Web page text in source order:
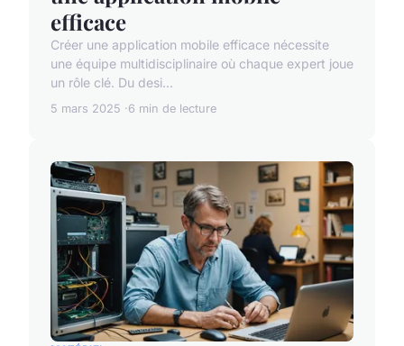
efficace
Créer une application mobile efficace nécessite
une équipe multidisciplinaire où chaque expert joue
un rôle clé. Du desi...
5 mars 2025 6 min de lecture